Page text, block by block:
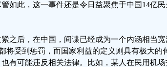
如此，这一事件还是令日益聚焦于中国14亿民
之后，在中国，间谍已经成为一个内涵相当
将受到惩罚，而国家利益的定义则具有极大的
有可能违反相关法律。比如，某人在民用机